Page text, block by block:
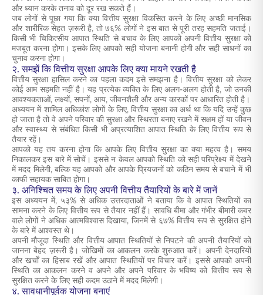
और ध्यान करके तनाव को दूर रख सकते हैं।
जब लोगों से पूछा गया कि क्या वित्तीय सुरक्षा विकसित करने के लिए अच्छी मानसिक
और शारीरिक सेहत ज़रूरी है, तो ७६% लोगों ने इस बात से पूरी तरह सहमति जताई।
किसी भी चिकित्सीय आपात स्थिति से बचाव के लिए आपको अपनी वित्तीय सुरक्षा को
मजबूत करना होगा। इसके लिए आपको सही योजना बनानी होगी और सही साधनों का
चुनाव करना होगा।
२. समझें कि वित्तीय सुरक्षा आपके लिए क्या मायने रखती है
वित्तीय सुरक्षा हासिल करने का पहला कदम इसे समझना है। वित्तीय सुरक्षा को लेकर
कोई आम सहमति नहीं है। यह प्रत्येक व्यक्ति के लिए अलग-अलग होती है, जो उनकी
आवश्यकताओं, लक्ष्यों, सपनों, आय, जीवनशैली और अन्य कारकों पर आधारित होती है।
अध्ययन में शामिल अधिकांश लोगों के लिए, वित्तीय सुरक्षा का अर्थ था कि यदि उन्हें कुछ
हो जाता है तो वे अपने परिवार की सुरक्षा और स्थिरता बनाए रखने में सक्षम हों या जीवन
और स्वास्थ्य से संबंधित किसी भी अप्रत्याशित आपात स्थिति के लिए वित्तीय रूप से
तैयार रहें।
आपको यह तय करना होगा कि आपके लिए वित्तीय सुरक्षा का क्या महत्व है। समय
निकालकर इस बारे में सोचें। इससे न केवल आपको स्थिति को सही परिप्रेक्ष्य में देखने
में मदद मिलेगी, बल्कि यह आपको और आपके प्रियजनों को कठिन समय से बचाने में भी
काफी सहायक साबित होगा।
३. अनिश्चित समय के लिए अपनी वित्तीय तैयारियों के बारे में जानें
इस अध्ययन में, ५३% से अधिक उत्तरदाताओं ने बताया कि वे आपात स्थितियों का
सामना करने के लिए वित्तीय रूप से तैयार नहीं हैं। सावधि बीमा और गंभीर बीमारी कवर
वाले लोगों ने अधिक आत्मविश्वास दिखाया, जिनमें से ६७% वित्तीय रूप से सुरक्षित होने
के बारे में आश्वस्त थे।
अपनी मौजूदा स्थिति और वित्तीय आपात स्थितियों से निपटने की अपनी तैयारियों को
जानना बेहद ज़रूरी है। जोखिमों का आकलन करके शुरुआत करें। अपनी देनदारियों
और खर्चों का हिसाब रखें और आपात स्थितियों पर विचार करें। इससे आपको अपनी
स्थिति का आकलन करने व अपने और अपने परिवार के भविष्य को वित्तीय रूप से
सुरक्षित करने के लिए सही कदम उठाने में मदद मिलेगी।
४. सावधानीपूर्वक योजना बनाएं